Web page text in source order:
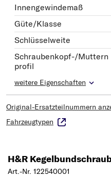
Innengewindemaß
Güte/Klasse
Schlüsselweite
Schraubenkopf-/Muttern
profil
weitere Eigenschaften
Original-Ersatzteilnummern
Fahrzeugtypen
H&R
Art.-Nr. 122540001